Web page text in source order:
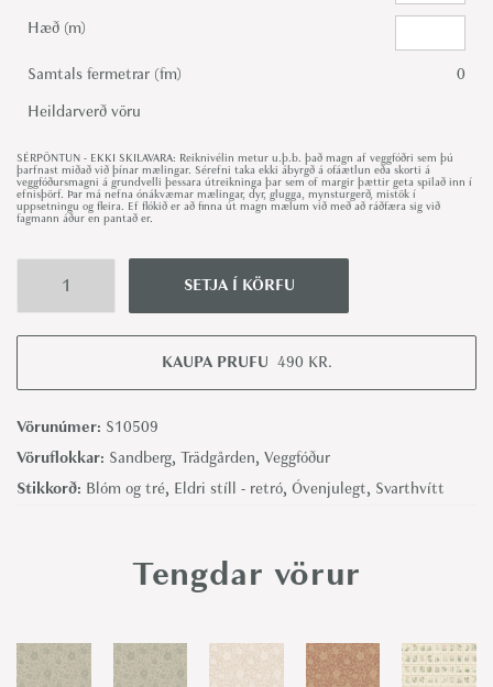
Hæð (m)
Samtals fermetrar (fm)
0
Heildarverð vöru
SÉRPÖNTUN - EKKI SKILAVARA: Reiknivélin metur u.þ.b. það magn af veggfóðri sem þú
þarfnast miðað við þínar mælingar. Sérefni taka ekki ábyrgð á ofáætlun eða skorti á
veggfóðursmagni á grundvelli þessara útreikninga þar sem of margir þættir geta spilað inn í
efnisþörf. Þar má nefna ónákvæmar mælingar, dyr, glugga, mynsturgerð, mistök í
uppsetningu og fleira. Ef flókið er að finna út magn mælum við með að ráðfæra sig við
fagmann áður en pantað er.
a
n
i
c
p
SETJA Í KÖRFU
KAUPA PRUFU 490 KR.
Vörunúmer: S10509
Vöruflokkar: Sandberg, Trädgården, Veggfóður
Stikkorð: Blóm og tré, Eldri stíll - retró, Óvenjulegt, Svarthvítt
Tengdar vörur